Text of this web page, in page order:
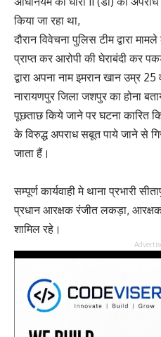
किया जा रहा था,
दौरान विवेचना पुलिस टीम द्वारा
प्राप्त कर आरोपी की घेराबंदी कर
द्वारा अपना नाम इमरान खान उम्र
नारायणपुर जिला जशपुर का होना
पूछताछ किये जाने पर घटना कारित
के विरुद्ध अपराध सबूत पाये जाने से
जाता हैं।
सम्पूर्ण कार्यवाही मे थाना प्रभारी
प्रधान आरक्षक रंजीत लकड़ा,
शामिल रहे।